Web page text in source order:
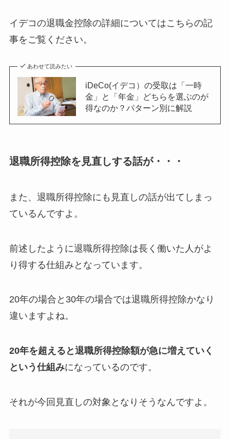
イデコの退職金控除の詳細についてはこちらの記
事をご覧ください。
あわせて読みたい
iDeCo(イデコ）の受取は「一時
金」と「年金」どちらを選ぶのが
得なのか？パターン別に解説
退職所得控除を見直しする話が・・・
また、退職所得控除にも見直しの話が出てしまっ
ているんですよ。
前述したように退職所得控除は長く働いた人がよ
り得する仕組みとなっています。
20年の場合と30年の場合では退職所得控除かなり
違いますよね。
20年を超えると退職所得控除額が急に増えていく
という仕組みになっているのです。
それが今回見直しの対象となりそうなんですよ。